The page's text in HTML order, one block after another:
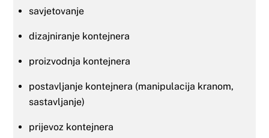
savjetovanje
dizajniranje kontejnera
proizvodnja kontejnera
postavljanje kontejnera (manipulacija kranom,
sastavljanje)
prijevoz kontejnera